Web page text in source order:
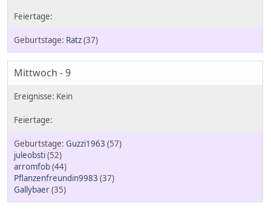
Ratz(37)
Mittwoch - 9
Guzzi1963 (57)
juleobsti(52)
arromfob(44)
Pflanzenfreundin9983 (37)
Gallybaer(35)